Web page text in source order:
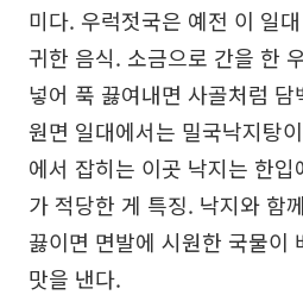
미다. 우럭젓국은 예전 이 일
귀한 음식. 소금으로 간을 한
넣어 푹 끓여내면 사골처럼
원면 일대에서는 밀국낙지탕
에서 잡히는 이곳 낙지는 한
가 적당한 게 특징. 낙지와 함
끓이면 면발에 시원한 국물이
맛을 낸다.